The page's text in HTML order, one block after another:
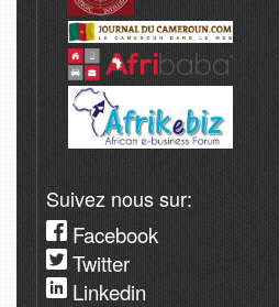
Suivez nous sur:
Facebook
Twitter
Linkedin